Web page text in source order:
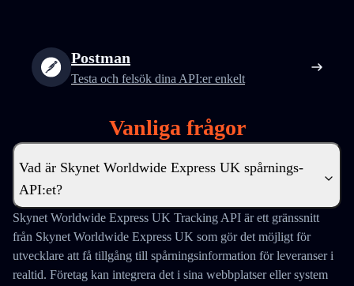
Postman
Testa och felsök dina API:er enkelt
Vanliga frågor
Vad är Skynet Worldwide Express UK spårnings-
API:et?
Skynet Worldwide Express UK Tracking API är ett gränssnitt
från Skynet Worldwide Express UK som gör det möjligt för
utvecklare att få tillgång till spårningsinformation för leveranser i
realtid. Företag kan integrera det i sina webbplatser eller system